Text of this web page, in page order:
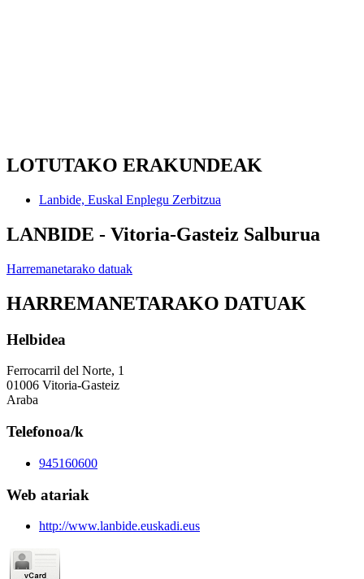
LOTUTAKO ERAKUNDEAK
Lanbide, Euskal Enplegu Zerbitzua
LANBIDE - Vitoria-Gasteiz Salburua
Harremanetarako datuak
HARREMANETARAKO DATUAK
Helbidea
Ferrocarril del Norte, 1
01006 Vitoria-Gasteiz
Araba
Telefonoa/k
945160600
Web atariak
http://www.lanbide.euskadi.eus